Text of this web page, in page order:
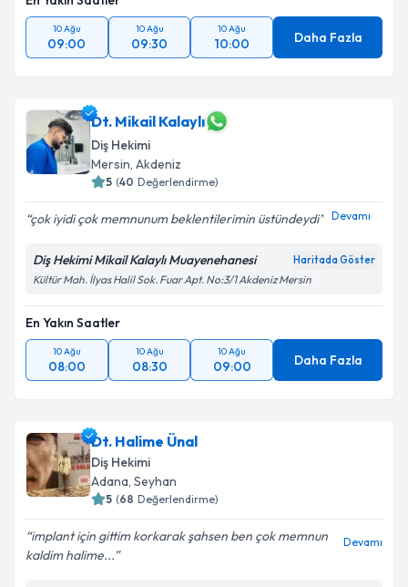
10 Ağu
09:00
10 Ağu
09:30
10 Ağu
10:00 Daha Fazla
Dt. Mikail Kalaylı
Diş Hekimi
Mersin, Akdeniz
5 (40 Değerlendirme)
çok iyidi çok memnunum beklentilerimin üstündeydi Devamı
Diş Hekimi Mikail Kalaylı Muayenehanesi Haritada Göster
Kültür Mah. İlyas Halil Sok. Fuar Apt. No:3/1 Akdeniz Mersin
En Yakın Saatler
10 Ağu
08:00
10 Ağu
08:30
10 Ağu
09:00 Daha Fazla
Dt. Halime Ünal
Diş Hekimi
Adana, Seyhan
5 (68 Değerlendirme)
implant için gittim korkarak şahsen ben çok memnun
kaldim halime...
Devamı